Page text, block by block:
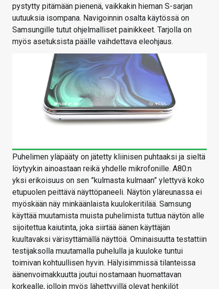
pystytty pitämään pienenä, vaikkakin hieman S-sarjan
uutuuksia isompana. Navigoinnin osalta käytössä on
Samsungille tutut ohjelmalliset painikkeet. Tarjolla on
myös asetuksista päälle vaihdettava eleohjaus.
Puhelimen yläpääty on jätetty kliinisen puhtaaksi ja sieltä
löytyykin ainoastaan reikä yhdelle mikrofonille. A80:n
yksi erikoisuus on sen ”kulmasta kulmaan” ylettyvä koko
etupuolen peittävä näyttöpaneeli. Näytön yläreunassa ei
myöskään näy minkäänlaista kuulokeritilää. Samsung
käyttää muutamista muista puhelimista tuttua näytön alle
sijoitettua kaiutinta, joka siirtää äänen käyttäjän
kuultavaksi värisyttämällä näyttöä. Ominaisuutta testattiin
testijaksolla muutamalla puhelulla ja kuuloke tuntui
toimivan kohtuullisen hyvin. Hälyisimmissä tilanteissa
äänenvoimakkuutta joutui nostamaan huomattavan
korkealle, jolloin myös lähettyvillä olevat henkilöt